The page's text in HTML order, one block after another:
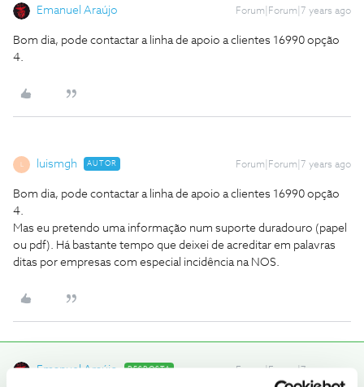
Emanuel Araújo Forum|Forum|7 years ago
Bom dia, pode contactar a linha de apoio a clientes 16990 opção
4.
luismgh AUTOR Forum|Forum|7 years ago
Bom dia, pode contactar a linha de apoio a clientes 16990 opção
4.
Mas eu pretendo uma informação num suporte duradouro (papel
ou pdf). Há bastante tempo que deixei de acreditar em palavras
ditas por empresas com especial incidência na NOS.
Emanuel Araújo RESPOSTA Forum|Forum|7 years ago